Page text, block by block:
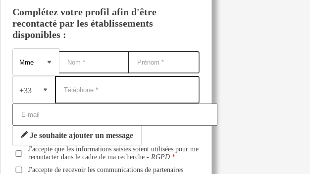
Complétez votre profil afin d'être
recontacté par les établissements
disponibles :
+33
Je souhaite ajouter un message
J'accepte que les informations saisies soient utilisées pour me
recontacter dans le cadre de ma recherche -RGPD
J'accepte de recevoir les communications de partenaires